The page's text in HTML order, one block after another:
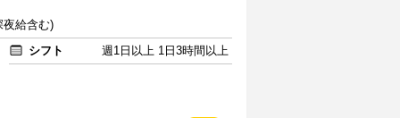
夜給含む)
シフト
週1日以上 1日3時間以上